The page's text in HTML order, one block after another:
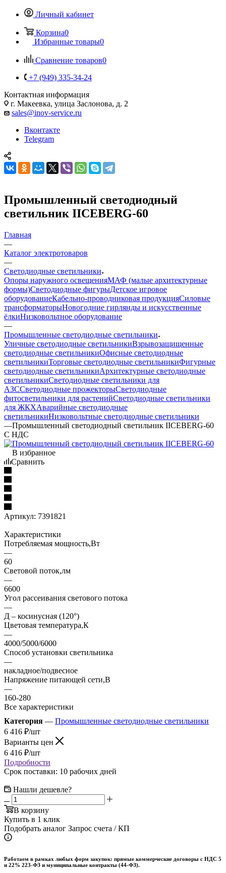
Личный кабинет
Корзина0
Избранные товары0
Сравнение товаров0
+7 (949) 335-34-24
Контактная информация
г. Макеевка, улица Заслонова, д. 2
sales@inov-service.ru
Вконтакте
Telegram
Промышленный светодиодный
светильник IICEBERG-60
Главная
—
Каталог электротоваров
—
Светодиодные светильники
Опоры наружного освещенияМАФ (малые архитектурные
формы)Светодиодные фигурыДетское игровое
оборудованиеКабельно-проводниковая продукцияСиловые
трансформаторыНовогодние гирлянды и искусственные
ёлкиНизковольтное оборудование
—
Промышленные светодиодные светильники
Уличные светодиодные светильникиВзрывозащищенные
светодиодные светильникиОфисные светодиодные
светильникиТорговые светодиодные светильникиФигурные
светодиодные светильникиАрхитектурные светодиодные
светильникиСветодиодные светильники для
АЗССветодиодные прожекторыСветодиодные
фитосветильники для растенийСветодиодные светильники
для ЖКХАварийные светодиодные
светильникиНизковольтные светодиодные светильники
—Промышленный светодиодный светильник IICEBERG-60
С НДС
В избранное
Сравнить
Артикул: 7391821
Характеристики
Потребляемая мощность,Вт
—
60
Световой поток,лм
—
6600
Угол рассеивания светового потока
—
Д – косинусная (120°)
Цветовая температура,К
—
4000/5000/6000
Способ установки светильника
—
накладное/подвесное
Напряжение питающей сети,В
—
160-280
Все характеристики
Категория — Промышленные светодиодные светильники
6 416 ₽/шт
Варианты цен
6 416 ₽/шт
Подробности
Срок поставки: 10 рабочих дней
Нашли дешевле?
В корзину
Купить в 1 клик
Подобрать аналог Запрос счета / КП
Работаем в рамках любых форм закупок: прямые коммерческие договоры с НДС 5
и 22% 223-ФЗ и муниципальные контракты (44-ФЗ).